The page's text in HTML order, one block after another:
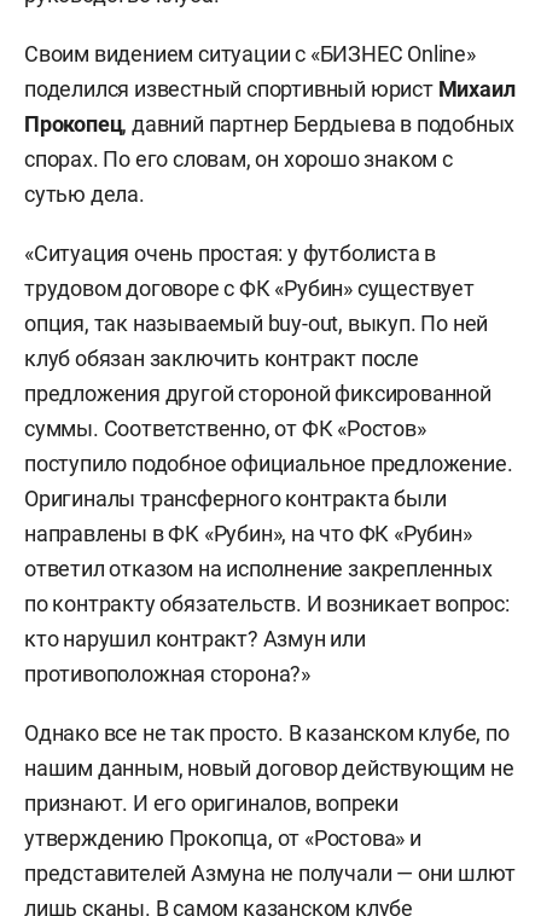
Своим видением ситуации с «БИЗНЕС Online»
поделился известный спортивный юрист Михаил
Прокопец, давний партнер Бердыева в подобных
спорах. По его словам, он хорошо знаком с
сутью дела.
«Ситуация очень простая: у футболиста в
трудовом договоре с ФК «Рубин» существует
опция, так называемый buy-out, выкуп. По ней
клуб обязан заключить контракт после
предложения другой стороной фиксированной
суммы. Соответственно, от ФК «Ростов»
поступило подобное официальное предложение.
Оригиналы трансферного контракта были
направлены в ФК «Рубин», на что ФК «Рубин»
ответил отказом на исполнение закрепленных
по контракту обязательств. И возникает вопрос:
кто нарушил контракт? Азмун или
противоположная сторона?»
Однако все не так просто. В казанском клубе, по
нашим данным, новый договор действующим не
признают. И его оригиналов, вопреки
утверждению Прокопца, от «Ростова» и
представителей Азмуна не получали — они шлют
лишь сканы. В самом казанском клубе